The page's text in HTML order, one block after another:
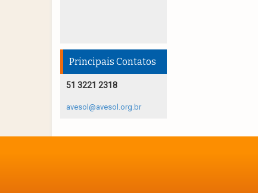
Principais Contatos
51 3221 2318
avesol@avesol.org.br